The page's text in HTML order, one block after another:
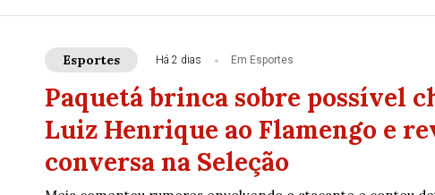
Esportes Há 2 dias Em Esportes
Paquetá brinca sobre possível
Luiz Henrique ao Flamengo e
conversa na Seleção